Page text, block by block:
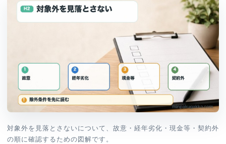
対象外を見落とさないについて、故意・経年劣化・現金等・契約外
の順に確認するための図解です。